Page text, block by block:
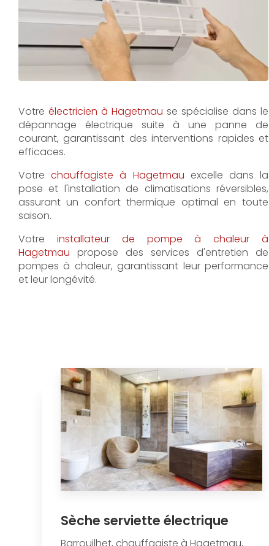
Votre électricien à Hagetmau se spécialise dans le
dépannage électrique suite à une panne de
courant, garantissant des interventions rapides et
efficaces.
Votrechauffagiste à Hagetmau excelle dans la
pose et l'installation de climatisations réversibles,
assurant un confort thermique optimal en toute
saison.
Votre installateur de pompe à chaleur à
Hagetmau propose des services d'entretien de
pompes à chaleur, garantissant leur performance
et leur longévité.
Sèche serviette électrique
Barrouilhet, chauffagiste à Hagetmau,